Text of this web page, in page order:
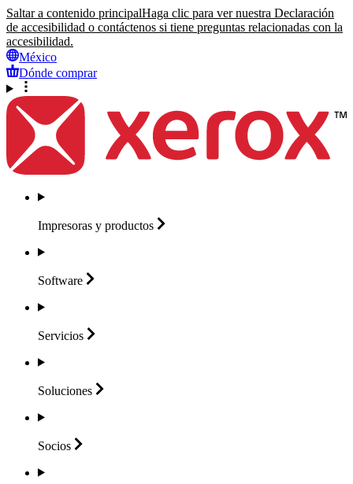
Saltar a contenido principalHaga clic para ver nuestra Declaración
de accesibilidad o contáctenos si tiene preguntas relacionadas con la
accesibilidad.
México
Dónde comprar
Impresoras y productos
Software
Servicios
Soluciones
Socios